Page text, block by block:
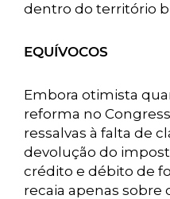
dentro do território
EQUÍVOCOS
Embora otimista
reforma no
ressalvas à falta de
devolução do
crédito e débito de
recaia apenas sobre